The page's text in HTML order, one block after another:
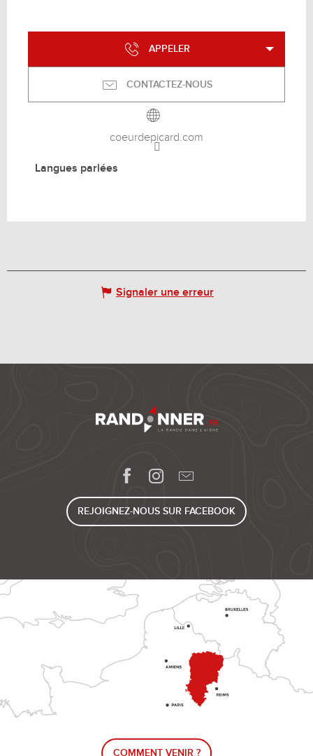
APPELER
CONTACTEZ-NOUS
coeurdepicard.com
Langues parlées
Langues parlées
Signaler une erreur
REJOIGNEZ-NOUS SUR FACEBOOK
COMMENT VENIR ?